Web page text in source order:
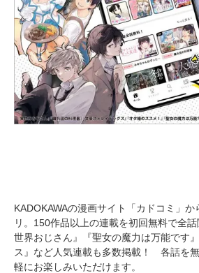
KADOKAWAの漫画サイト「カドコミ」
リ。150作品以上の連載を初回無料で全
世界おじさん』『聖女の魔力は万能です
ス』など人気連載も多数掲載！ 各話を
軽にお楽しみいただけます。